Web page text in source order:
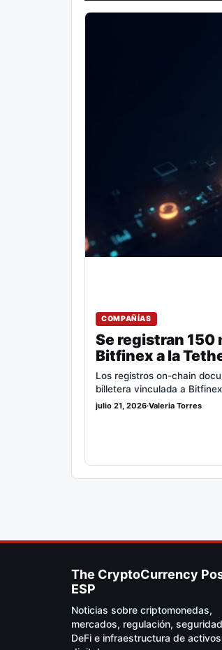
COMPAÑÍAS
Se registran 150
Bitfinex a la
Los registros on-chain
billetera vinculada a
julio 21, 2026·Valeria Torres
The CryptoCurrency
ESP
Noticias sobre criptomonedas,
mercados, regulación,
DeFi e infraestructura de activos